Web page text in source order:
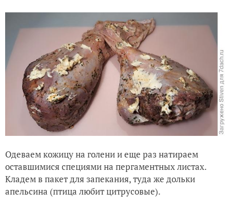
Одеваем кожицу на голени и еще раз натираем
оставшимися специями на пергаментных листах.
Кладем в пакет для запекания, туда же дольки
апельсина (птица любит цитрусовые).